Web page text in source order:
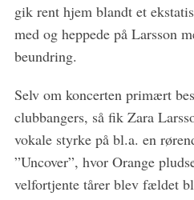
gik rent hjem blandt et
med og heppede på Larsson
beundring.
Selv om koncerten primært
clubbangers, så fik Zara
vokale styrke på bl.a. en
”Uncover”, hvor Orange
velfortjente tårer blev fældet